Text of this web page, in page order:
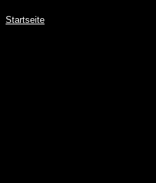
Startseite